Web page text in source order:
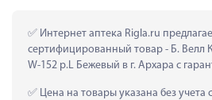
Интернет аптека Rigla.ru
сертифицированный товар - Б. Велл
W-152 р.L Бежевый в г. Архара с
Цена на товары указана без учета